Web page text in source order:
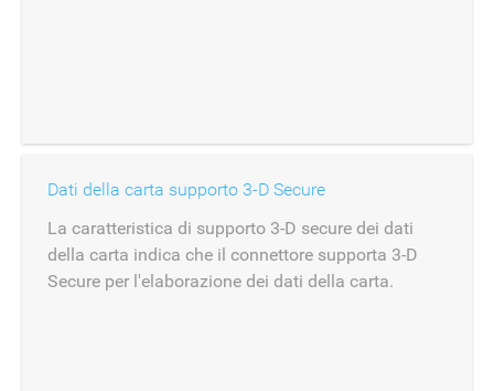
Dati della carta supporto 3-D Secure
La caratteristica di supporto 3-D secure dei dati
della carta indica che il connettore supporta 3-D
Secure per l'elaborazione dei dati della carta.